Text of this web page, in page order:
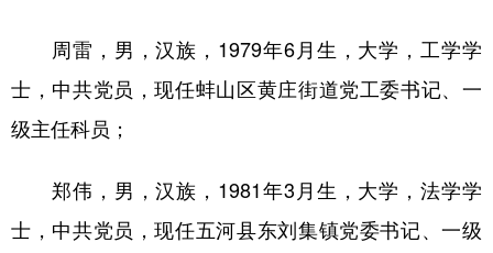
北京 天津 河北 山西
辽宁 吉林 上海 江苏
浙江
山东 河南 湖南
广东 广西 海南 重庆
周雷，男，汉族，1979年6月生，大学，工学学
士，中共党员，现任蚌山区黄庄街道党工委书记、一
级主任科员；
郑伟，男，汉族，1981年3月生，大学，法学学
士，中共党员，现任五河县东刘集镇党委书记、一级